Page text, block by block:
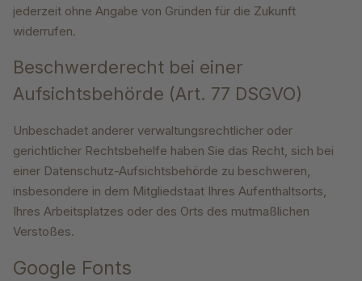
jederzeit ohne Angabe von Gründen für die Zukunft
widerrufen.
Beschwerderecht bei einer
Aufsichtsbehörde (Art. 77 DSGVO)
Unbeschadet anderer verwaltungsrechtlicher oder
gerichtlicher Rechtsbehelfe haben Sie das Recht, sich bei
einer Datenschutz-Aufsichtsbehörde zu beschweren,
insbesondere in dem Mitgliedstaat Ihres Aufenthaltsorts,
Ihres Arbeitsplatzes oder des Orts des mutmaßlichen
Verstoßes.
Google Fonts